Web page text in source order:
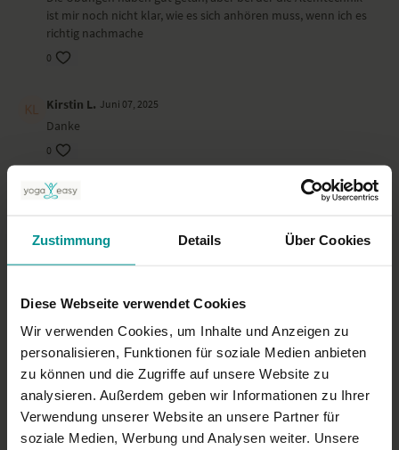
Zustimmung Details Über Cookies
Diese Webseite verwendet Cookies
Wir verwenden Cookies, um Inhalte und Anzeigen zu
personalisieren, Funktionen für soziale Medien anbieten
zu können und die Zugriffe auf unsere Website zu
analysieren. Außerdem geben wir Informationen zu Ihrer
Verwendung unserer Website an unsere Partner für
soziale Medien, Werbung und Analysen weiter. Unsere
ist mir noch nicht klar, wie es sich anhören muss, wenn ich es
richtig nachmache
0
Kirstin L. Juni 07, 2025
Danke
0
Brigitte
Bewegung erinnert! Namastè, Brigitte
0
Kirstin L. April 24, 2025
danke
0
Mehr laden